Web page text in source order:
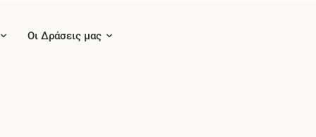
Οι Δράσεις μας